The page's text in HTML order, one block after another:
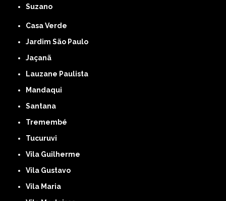
Suzano
Casa Verde
Jardim São Paulo
Jaçanã
Lauzane Paulista
Mandaqui
Santana
Tremembé
Tucuruvi
Vila Guilherme
Vila Gustavo
Vila Maria